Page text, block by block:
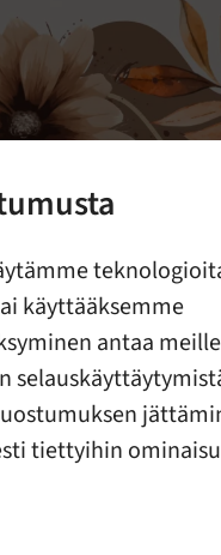
käyttääksemme
antaa meille
tiettyihin